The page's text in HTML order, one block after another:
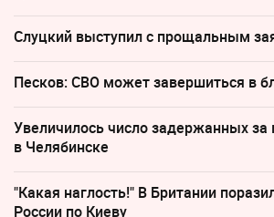
Слуцкий выступил с прощальным
Песков: СВО может завершиться в
Увеличилось число задержанных
в Челябинске
"Какая наглость!" В Британии
России по Киеву